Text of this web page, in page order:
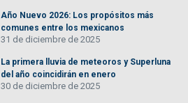
Año Nuevo 2026: Los propósitos más
comunes entre los mexicanos
31 de diciembre de 2025
La primera lluvia de meteoros y Superluna
del año coincidirán en enero
30 de diciembre de 2025